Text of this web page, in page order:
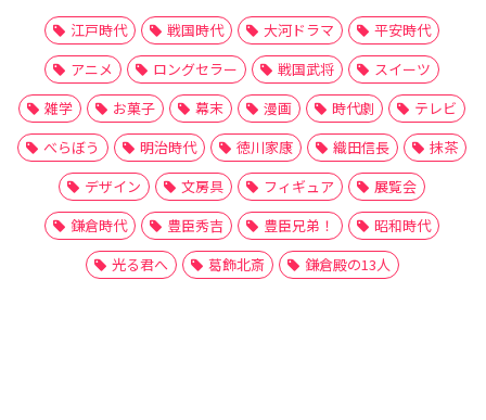
江戸時代 戦国時代 大河ドラマ
平安時代
アニメ
ロングセラー 戦国武将
スイーツ
雑学
お菓子 幕末 漫画 時代劇
テレビ
べらぼう
明治時代 徳川家康 織田信長
抹茶
デザイン
文房具 フィギュア
展覧会
鎌倉時代
豊臣秀吉 豊臣兄弟！
昭和時代
光る君へ
葛飾北斎 鎌倉殿の13人